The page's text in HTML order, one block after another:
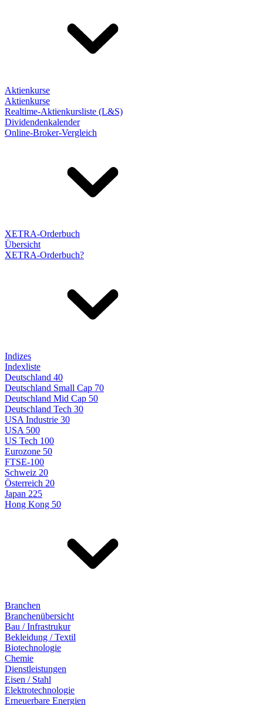
Aktienkurse
Aktienkurse
Realtime-Aktienkursliste (L&S)
Dividendenkalender
Online-Broker-Vergleich
XETRA-Orderbuch
Übersicht
XETRA-Orderbuch?
Indizes
Indexliste
Deutschland 40
Deutschland Small Cap 70
Deutschland Mid Cap 50
Deutschland Tech 30
USA Industrie 30
USA 500
US Tech 100
Eurozone 50
FTSE-100
Schweiz 20
Österreich 20
Japan 225
Hong Kong 50
Branchen
Branchenübersicht
Bau / Infrastrukur
Bekleidung / Textil
Biotechnologie
Chemie
Dienstleistungen
Eisen / Stahl
Elektrotechnologie
Erneuerbare Energien